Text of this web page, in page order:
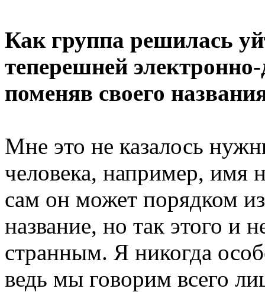
Как группа решилась
теперешней
поменяв своего
Мне это не казалось
человека, например, имя
сам он может порядком
название, но так этого и
странным. Я никогда
ведь мы говорим всего